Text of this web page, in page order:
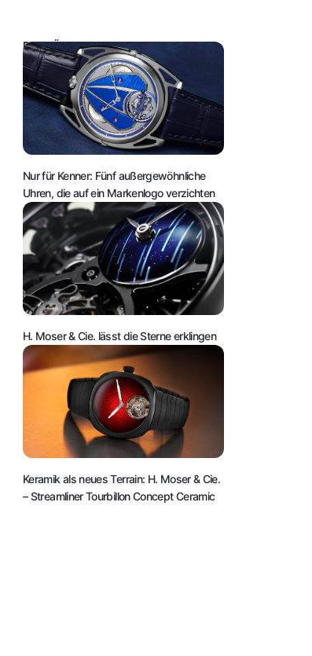
DAS KÖNNTE SIE AUCH INTERESSIEREN:
Nur für Kenner: Fünf außergewöhnliche
Uhren, die auf ein Markenlogo verzichten
H. Moser & Cie. lässt die Sterne erklingen
Keramik als neues Terrain: H. Moser & Cie.
– Streamliner Tourbillon Concept Ceramic